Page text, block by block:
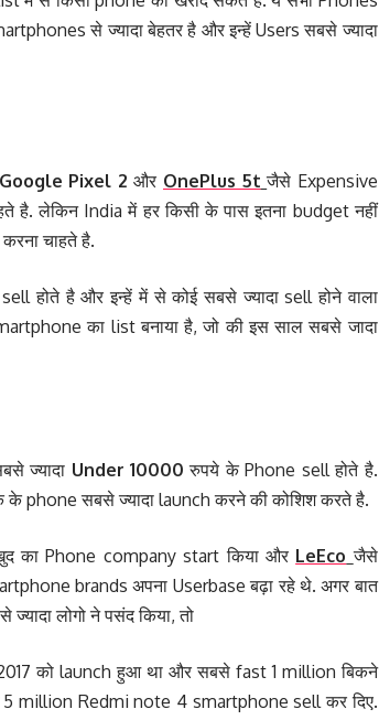
से ज्यादा बेहतर है और इन्हें Users सबसे ज्यादा
Pixel 2 और OnePlus 5t जैसे Expensive
है. लेकिन India में हर किसी के पास इतना budget नहीं
चाहते है.
होते है और इन्हें में से कोई सबसे ज्यादा sell होने वाला
का list बनाया है, जो की इस साल सबसे जादा
ज्यादा Under 10000 रुपये के Phone sell होते है.
phone सबसे ज्यादा launch करने की कोशिश करते है.
का Phone company start किया और LeEco जैसे
brands अपना Userbase बढ़ा रहे थे. अगर बात
लोगो ने पसंद किया, तो
को launch हुआ था और सबसे fast 1 million बिकने
5 million Redmi note 4 smartphone sell कर दिए.